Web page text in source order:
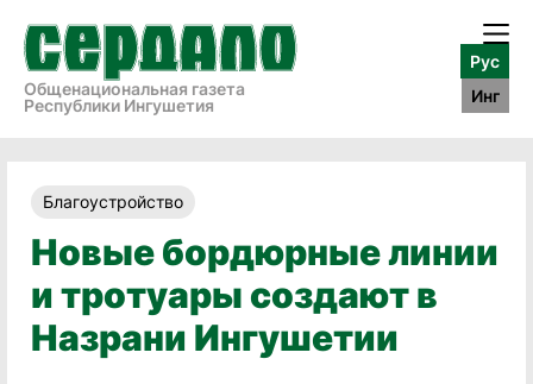
Общенациональная газета
Республики Ингушетия
Рус
Инг
Благоустройство
Новые бордюрные линии
и тротуары создают в
Назрани Ингушетии